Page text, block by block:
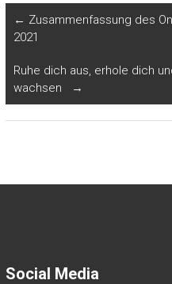
← Zusammenfassung des
2021
Ruhe dich aus, erhole dich
wachsen
→
Social Media